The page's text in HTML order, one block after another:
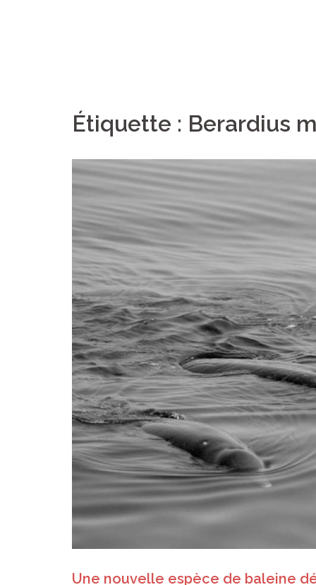
Étiquette : Berardius
Une nouvelle espèce de baleine